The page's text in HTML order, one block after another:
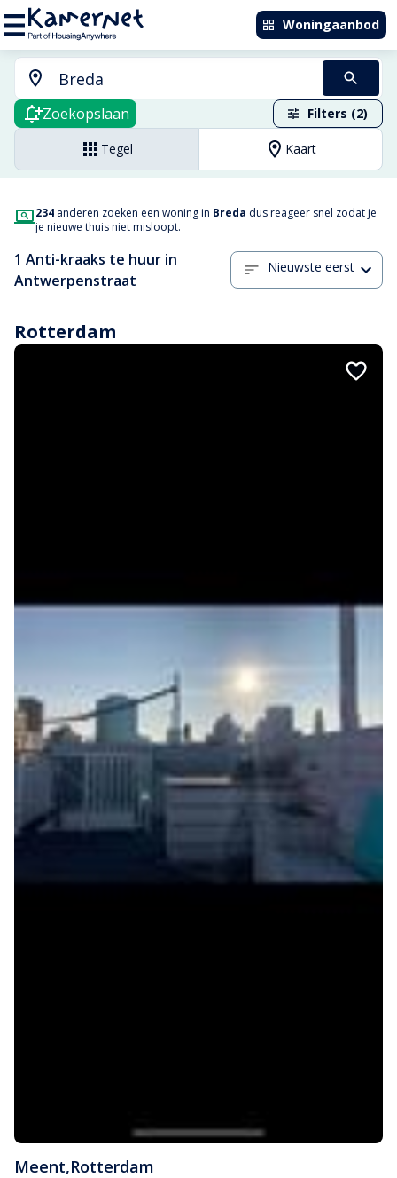
Woningaanbod
Zoekopslaan Filters (2)
Tegel Kaart
234 anderen zoeken een woning in Breda dus reageer snel zodat je
je nieuwe thuis niet misloopt.
1 Anti-kraaks te huur in
Antwerpenstraat
Nieuwste eerst
Rotterdam
Meent,Rotterdam